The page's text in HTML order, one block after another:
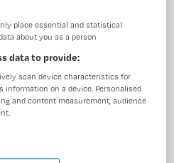
oproep
place essential and statistical
about you as a person
data to provide:
scan device characteristics for
information on a device. Personalised
and content measurement, audience